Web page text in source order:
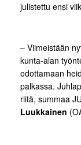
julistettu ensi
– Viimeistään
kunta-alan
odottamaan
palkassa.
riitä, summaa
Luukkainen